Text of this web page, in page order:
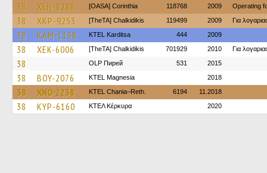
38 XEH-8288 [OASA] Corinthia 118768 2009 Operating
38 XKP-9253 [TheTA] Chalkidikis 119499 2009 Για
38 KAM-1138 ΚΤΕL Karditsa 444 2009
38 XEK-6006 [TheTA] Chalkidikis 701929 2010 Για
38 OLP Пирей 531 2015
38 BOY-2076 ΚΤΕL Magnesia 2018
38 XNO-2238 KTEL Chania–Reth. 6194 11.2018
38 KYP-6160 ΚΤΕΛ Κέρκυρα 2020